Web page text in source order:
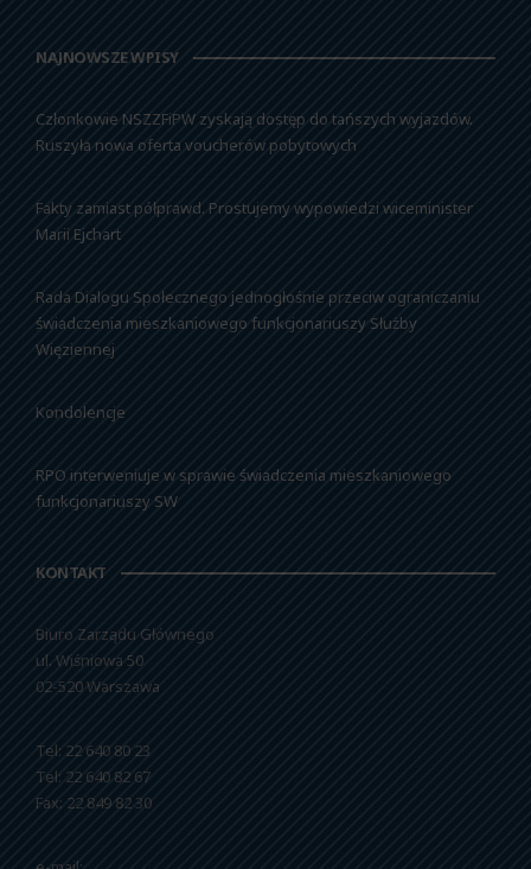
NAJNOWSZE WPISY
Członkowie NSZZFiPW zyskają dostęp do tańszych wyjazdów.
Ruszyła nowa oferta voucherów pobytowych
Fakty zamiast półprawd. Prostujemy wypowiedzi wiceminister
Marii Ejchart
Rada Dialogu Społecznego jednogłośnie przeciw ograniczaniu
świadczenia mieszkaniowego funkcjonariuszy Służby
Więziennej
Kondolencje
RPO interweniuje w sprawie świadczenia mieszkaniowego
funkcjonariuszy SW
KONTAKT
Biuro Zarządu Głównego
ul. Wiśniowa 50
02-520 Warszawa
Tel: 22 640 80 23
Tel: 22 640 82 67
Fax: 22 849 82 30